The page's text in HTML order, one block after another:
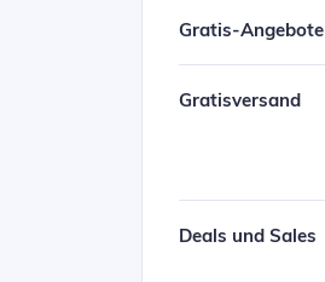
Gratis-Angebote
Gratisversand
Deals und Sales